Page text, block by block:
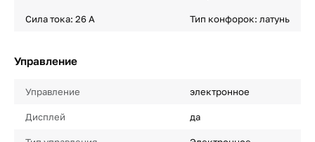
Сила тока: 26 A Тип конфорок: латунь
Управление
Управление электронное
Дисплей да